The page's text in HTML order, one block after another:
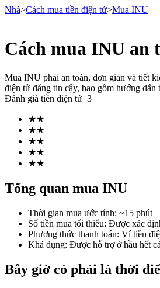
Hợp đồng tương lai
Futures sử dụng USDT làm tài sản
Nhà>Cách mua tiền điện tử>Mua INU
Cách mua INU an
Mua INU phải an toàn, đơn giản và tiết
điện tử đáng tin cậy, bao gồm hướng
Đánh giá tiền điện tử 3
★★
★★
★★
★★
★★
Tổng quan mua INU
Thời gian mua ước tính: ~15 phút
Số tiền mua tối thiểu: Được xác
Phương thức thanh toán: Ví tiền
Khả dụng: Được hỗ trợ ở hầu hết
Bây giờ có phải là thời